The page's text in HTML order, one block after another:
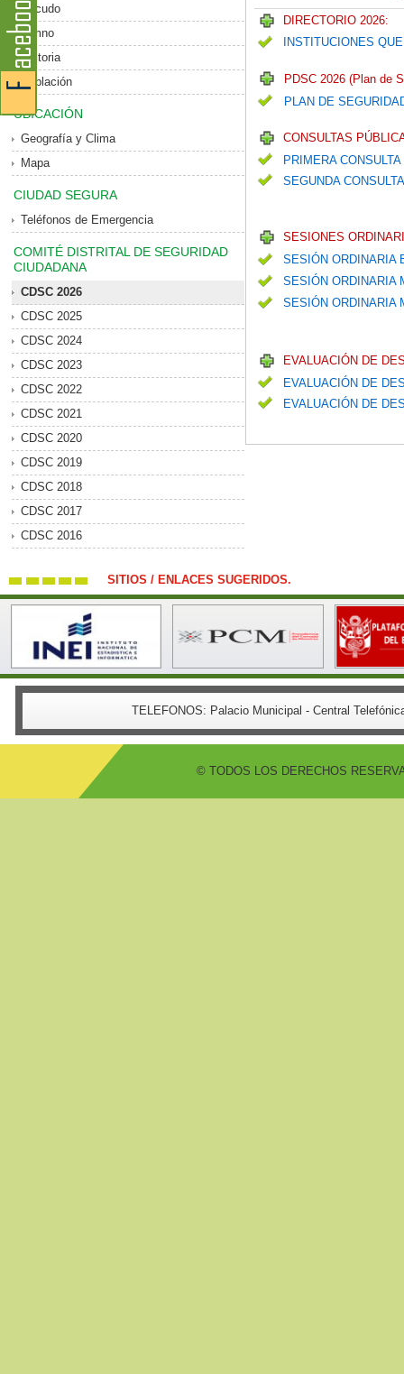
Escudo
Himno
Historia
Población
UBICACIÓN
Geografía y Clima
Mapa
CIUDAD SEGURA
Teléfonos de Emergencia
COMITÉ DISTRITAL DE SEGURIDAD
CIUDADANA
CDSC 2026
CDSC 2025
CDSC 2024
CDSC 2023
CDSC 2022
CDSC 2021
CDSC 2020
CDSC 2019
CDSC 2018
CDSC 2017
CDSC 2016
DIRECTORIO 2026:
INSTITUCIONES
PDSC 2026 (Plan de
PLAN DE
CONSULTAS
PRIMERA
SEGUNDA
SESIONES
SESIÓN ORDINARIA
SESIÓN ORDINARIA
SESIÓN ORDINARIA
EVALUACIÓN DE
EVALUACIÓN DE
EVALUACIÓN DE
SITIOS / ENLACES SUGERIDOS.
TELEFONOS: Palacio Municipal - Central
© TODOS LOS DERECHOS